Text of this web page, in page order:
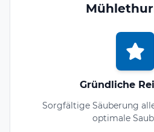
Gründliche
Sorgfältige Säuberung
optimale